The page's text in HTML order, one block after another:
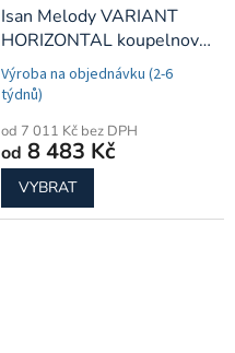
Isan Melody VARIANT
HORIZONTAL koupelnový
radiátor
Výroba na objednávku (2-6
týdnů)
od 7 011 Kč bez DPH
od 8 483 Kč
VYBRAT